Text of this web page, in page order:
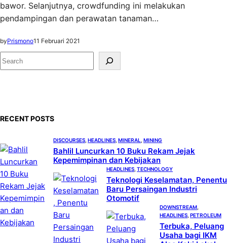
bawor. Selanjutnya, crowdfunding ini melakukan
pendampingan dan perawatan tanaman…
byPrismono11 Februari 2021
S
e
RECENT POSTS
DISCOURSES HEADLINES MINERAL MINING
Bahlil Luncurkan 10 Buku Rekam Jejak
Kepemimpinan dan Kebijakan
HEADLINES TECHNOLOGY
Teknologi Keselamatan, Penentu
Baru Persaingan Industri
Otomotif
DOWNSTREAM
HEADLINES PETROLEUM
Terbuka, Peluang
Usaha bagi IKM